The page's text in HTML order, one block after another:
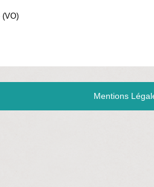
(VO)
Mentions